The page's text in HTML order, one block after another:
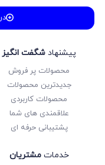
پیشنهاد شگفت انگیز
محصولات پر فروش
جدیدترین محصولات
محصولات کاربردی
علاقمندی های شما
پشتیبانی حرفه ای
خدماتمشتریان